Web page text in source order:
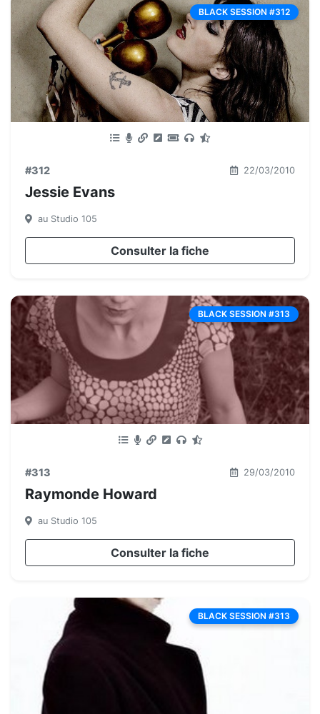
BLACK SESSION #312
#312 22/03/2010
Jessie Evans
au Studio 105
Consulter la fiche
BLACK SESSION #313
#313 29/03/2010
Raymonde Howard
au Studio 105
Consulter la fiche
BLACK SESSION #313